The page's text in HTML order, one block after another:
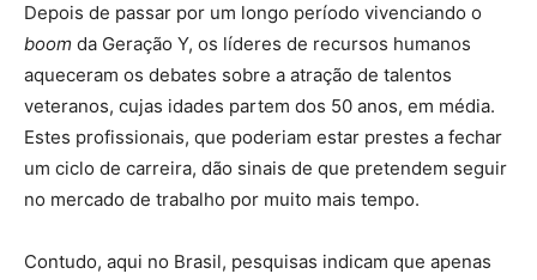
Depois de passar por um longo período vivenciando o
boom da Geração Y, os líderes de recursos humanos
aqueceram os debates sobre a atração de talentos
veteranos, cujas idades partem dos 50 anos, em média.
Estes profissionais, que poderiam estar prestes a fechar
um ciclo de carreira, dão sinais de que pretendem seguir
no mercado de trabalho por muito mais tempo.
Contudo, aqui no Brasil, pesquisas indicam que apenas